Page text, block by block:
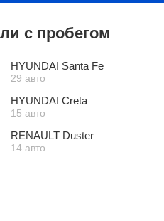
с пробегом
HYUNDAI Santa Fe
29 авто
HYUNDAI Creta
15 авто
RENAULT Duster
14 авто